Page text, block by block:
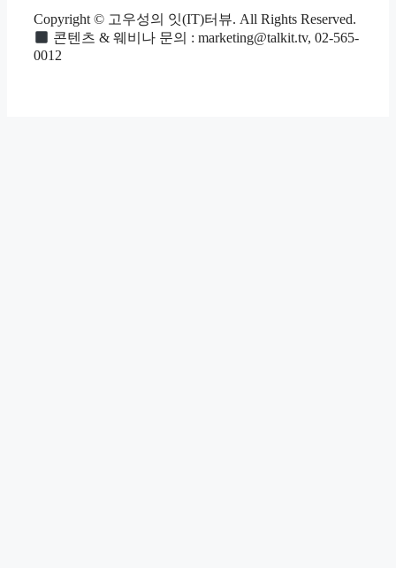
Copyright © 고우성의 잇(IT)터뷰. All Rights Reserved.
콘텐츠 & 웨비나 문의 : marketing@talkit.tv, 02-565-
0012